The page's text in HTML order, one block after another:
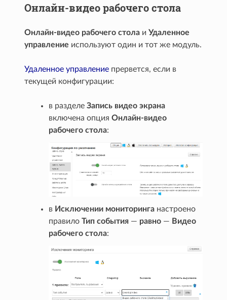
Онлайн-видео рабочего стола
Онлайн-видео рабочего стола иУдаленное
управление используют один и тот же модуль.
Удаленное управление прервется, если в
текущей конфигурации:
в разделеЗапись видео экрана
включена опцияОнлайн-видео
рабочего стола:
в Исключении мониторинга настроено
правилоТип события — равно — Видео
рабочего стола: